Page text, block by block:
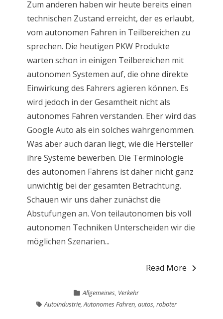
Zum anderen haben wir heute bereits einen
technischen Zustand erreicht, der es erlaubt,
vom autonomen Fahren in Teilbereichen zu
sprechen. Die heutigen PKW Produkte
warten schon in einigen Teilbereichen mit
autonomen Systemen auf, die ohne direkte
Einwirkung des Fahrers agieren können. Es
wird jedoch in der Gesamtheit nicht als
autonomes Fahren verstanden. Eher wird das
Google Auto als ein solches wahrgenommen.
Was aber auch daran liegt, wie die Hersteller
ihre Systeme bewerben. Die Terminologie
des autonomen Fahrens ist daher nicht ganz
unwichtig bei der gesamten Betrachtung.
Schauen wir uns daher zunächst die
Abstufungen an. Von teilautonomen bis voll
autonomen Techniken Unterscheiden wir die
möglichen Szenarien...
Read More
Allgemeines, Verkehr
Autoindustrie,Autonomes Fahren, autos, roboter